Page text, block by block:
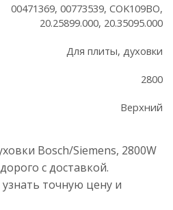
00471369, 00773539, COK109BO,
20.25899.000, 20.35095.000
Для плиты, духовки
2800
Верхний
Bosch/Siemens, 2800W
с доставкой.
точную цену и